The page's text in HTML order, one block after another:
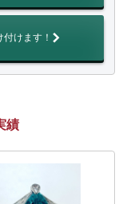
けます！
績